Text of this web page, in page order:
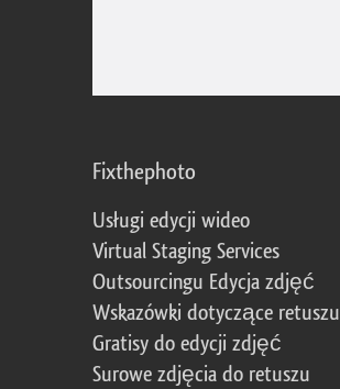
Fixthephoto
Usługi edycji wideo
Virtual Staging Services
Outsourcingu Edycja zdjęć
Wskazówki dotyczące retuszu
Gratisy do edycji zdjęć
Surowe zdjęcia do retuszu